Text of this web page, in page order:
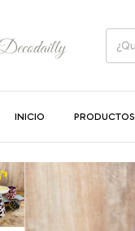
INICIO PRODUCTOS